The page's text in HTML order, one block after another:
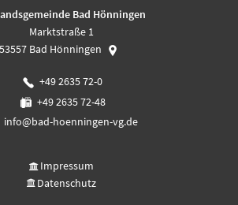
Bad Hönningen
Marktstraße 1
53557 Bad Hönningen
+49 2635 72-0
+49 2635 72-48
info@bad-hoenningen-vg.de
Impressum
Datenschutz